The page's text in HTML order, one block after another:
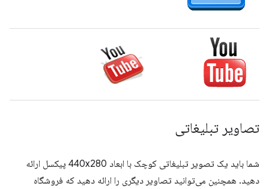
تصاویر تبلیغاتی
شما باید یک تصویر تبلیغاتی کوچک با ابعاد 440x280 پیکسل ارائه
دهید. همچنین می‌توانید تصاویر دیگری را ارائه دهید که فروشگاه